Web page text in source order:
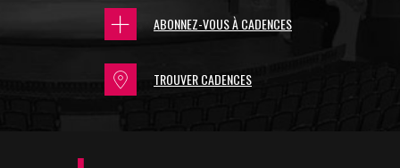
ABONNEZ-VOUS À CADENCES
TROUVER CADENCES